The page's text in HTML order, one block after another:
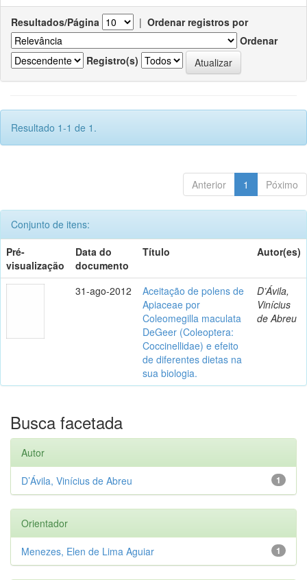
Resultados/Página | Ordenar registros por
Ordenar
Registro(s)
Resultado 1-1 de 1.
Anterior 1 Póximo
Conjunto de itens:
Pré-
visualização
Data do
documento
Título Autor(es)
31-ago-2012
Aceitação de polens de
Apiaceae por
Coleomegilla maculata
DeGeer (Coleoptera:
Coccinellidae) e efeito
de diferentes dietas na
sua biologia.
D’Ávila,
Vinícius
de Abreu
Busca facetada
Autor
1
D’Ávila, Vinícius de Abreu
Orientador
1
Menezes, Elen de Lima Aguiar